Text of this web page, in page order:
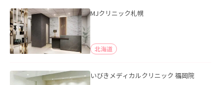
MJクリニック札幌
北海道
いびきメディカルクリニック 福岡院